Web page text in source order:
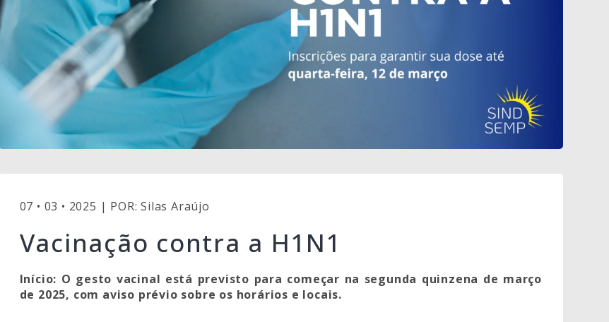
07 • 03 • 2025 | POR: Silas Araújo
Vacinação contra a H1N1
Início: O gesto vacinal está previsto para começar na segunda quinzena de março
de 2025, com aviso prévio sobre os horários e locais.